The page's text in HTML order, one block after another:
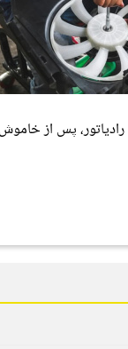
پس از